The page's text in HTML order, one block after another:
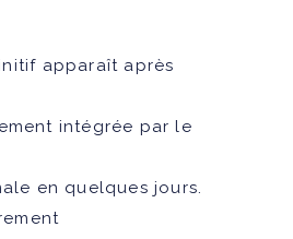
apparaît après
intégrée par le
en quelques jours.